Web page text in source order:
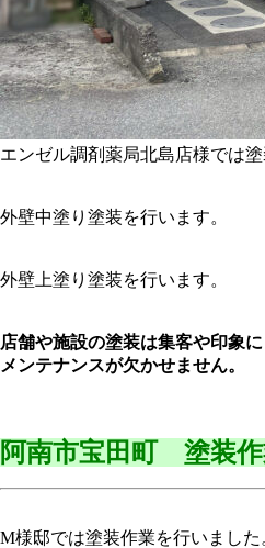
エンゼル調剤薬局北島店様では塗
外壁中塗り塗装を行います。
外壁上塗り塗装を行います。
店舗や施設の塗装は集客や印象
メンテナンスが欠かせません。
阿南市宝田町 塗装
M様邸では塗装作業を行いました